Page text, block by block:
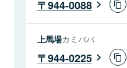
944-0088
上馬場カミババ
944-0225